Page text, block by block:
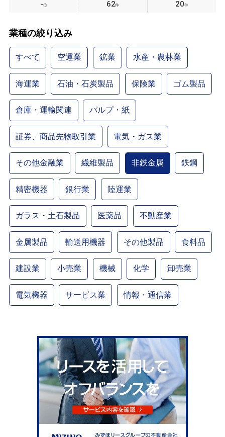
-位 62件 20件
業種の絞り込み
すべて 空運業 鉱業 水産・農林業
海運業 石油・石炭製品 保険業 ゴム製品
倉庫・運輸関連 パルプ・紙
証券、商品先物取引業 電気・ガス業
その他金融業 繊維製品 非鉄金属 鉄鋼
精密機器 銀行業 陸運業
ガラス・土石製品 医薬品 不動産業
金属製品 輸送用機器 その他製品 食料品
建設業 小売業 機械 化学 卸売業
電気機器 サービス業 情報・通信業